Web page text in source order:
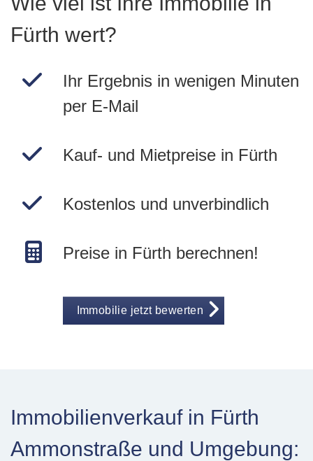
Fürth wert?
Ihr Ergebnis in wenigen Minuten
per E-Mail
Kauf- und Mietpreise in Fürth
Kostenlos und unverbindlich
Preise in Fürth berechnen!
Immobilie jetzt bewerten
Immobilienverkauf in Fürth
Ammonstraße und Umgebung: